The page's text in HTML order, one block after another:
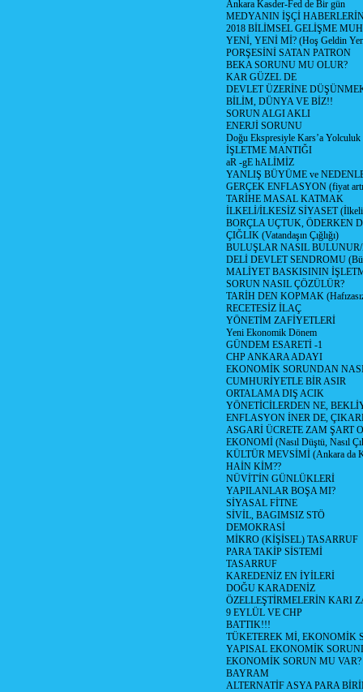
Ankara Kasder-Fed de Bir gün
MEDYANIN İŞÇİ
2018 BİLİMSEL GELİŞME
YENİ, YENİ Mİ? (Hoş Geldin
PORŞESİNİ SATAN PATRON
BEKA SORUNU MU OLUR?
KAR GÜZEL DE
DEVLET ÜZERİNE
BİLİM, DÜNYA VE BİZ!!
SORUN ALGI AKLI
ENERJİ SORUNU
Doğu Ekspresiyle Kars’a Yolculuk
İŞLETME MANTIĞI
aR -gE hALİMİZ
YANLIŞ BÜYÜME ve
GERÇEK ENFLASYON (fiyat
TARİHE MASAL KATMAK
İLKELİ/İLKESİZ SİYASET
BORÇLA UÇTUK, ÖDERKEN
ÇIĞLIK (Vatandaşın Çığlığı)
BULUŞLAR NASIL
DELİ DEVLET SENDROMU
MALİYET BASKISININ
SORUN NASIL ÇÖZÜLÜR?
TARİH DEN KOPMAK
RECETESİZ İLAÇ
YÖNETİM ZAFİYETLERİ
Yeni Ekonomik Dönem
GÜNDEM ESARETİ -1
CHP ANKARA ADAYI
EKONOMİK SORUNDAN
CUMHURİYETLE BİR ASIR
ORTALAMA DIŞ ACIK
YÖNETİCİLERDEN NE,
ENFLASYON İNER DE,
ASGARİ ÜCRETE ZAM ŞART
EKONOMİ (Nasıl Düştü, Nasıl
KÜLTÜR MEVSİMİ (Ankara da
HAİN KİM??
NÜVİT'İN GÜNLÜKLERİ
YAPILANLAR BOŞA MI?
SİYASAL FİTNE
SİVİL, BAGIMSIZ STÖ
DEMOKRASİ
MİKRO (KİŞİSEL) TASARRUF
PARA TAKİP SİSTEMİ
TASARRUF
KAREDENİZ EN İYİLERİ
DOĞU KARADENİZ
ÖZELLEŞTİRMELERİN KARI
9 EYLÜL VE CHP
BATTIK!!!
TÜKETEREK Mİ, EKONOMİK
YAPISAL EKONOMİK
EKONOMİK SORUN MU VAR?
BAYRAM
ALTERNATİF ASYA PARA